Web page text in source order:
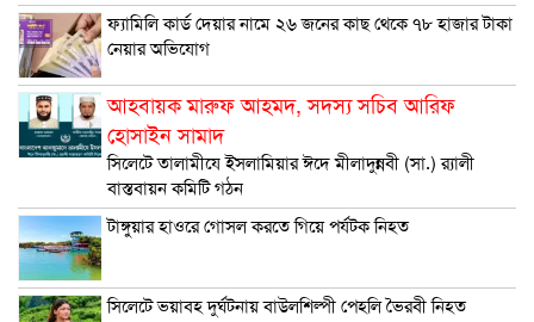
ফ্যামিলি কার্ড দেয়ার নামে ২৬ জনের কাছ থেকে ৭৮ হাজার টাকা
নেয়ার অভিযোগ
আহবায়ক মারুফ আহমদ, সদস্য সচিব আরিফ
হোসাইন সামাদ
সিলেটে তালামীযে ইসলামিয়ার ঈদে মীলাদুন্নবী (সা.) র‌্যালী
বাস্তবায়ন কমিটি গঠন
টাঙ্গুয়ার হাওরে গোসল করতে গিয়ে পর্যটক নিহত
সিলেটে ভয়াবহ দুর্ঘটনায় বাউলশিল্পী পেহলি ভৈরবী নিহত